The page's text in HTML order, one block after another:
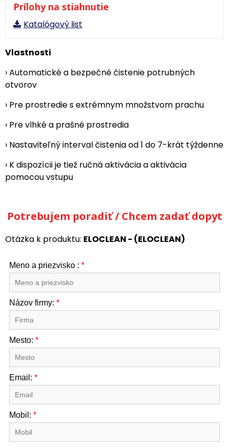
Prílohy na stiahnutie
Katalógový list
Vlastnosti
› Automatické a bezpečné čistenie potrubných
otvorov
› Pre prostredie s extrémnym množstvom prachu
› Pre vlhké a prašné prostredia
› Nastaviteľný interval čistenia od 1 do 7-krát týždenne
› K dispozícii je tiež ručná aktivácia a aktivácia
pomocou vstupu
Potrebujem poradiť / Chcem zadať dopyt
Otázka k produktu: ELOCLEAN - (ELOCLEAN)